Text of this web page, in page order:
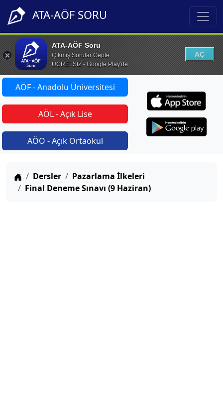
ATA-AÖF SORU
ATA-AÖF Soru
Çıkmış Sorular Cepte
ÜCRETSİZ - Google Play'de
AÇ
AÖF - Anadolu Üniversitesi
AÖL - Açık Lise
AÖO - Açık Ortaokul
Anasayfa
Dersler
Pazarlama İlkeleri
Final Deneme Sınavı (9 Haziran)